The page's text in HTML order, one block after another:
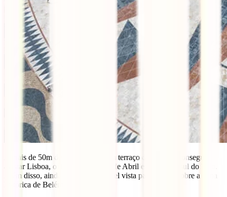
A mais de 50m de altura, existe um terraço de onde se consegue
avistar Lisboa, o Tejo, a Ponte 25 de Abril e a margem sul do Tejo.
Além disso, ainda terás uma incrível vista panorâmica sobre a zona
histórica de Belém. Entrada paga.